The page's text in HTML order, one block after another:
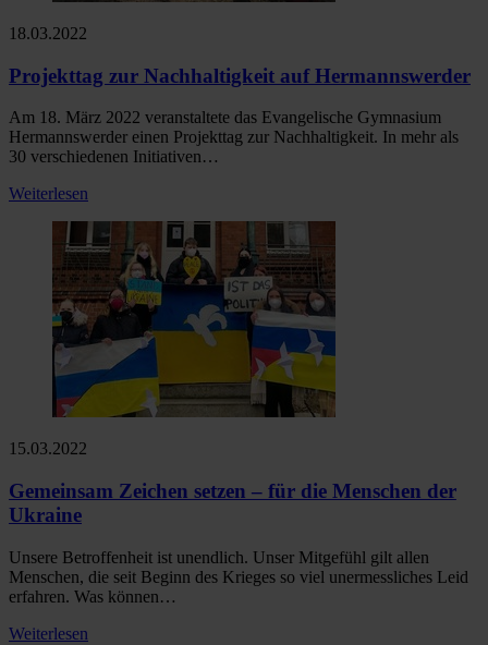
18.03.2022
Projekttag zur Nachhaltigkeit auf Hermannswerder
Am 18. März 2022 veranstaltete das Evangelische Gymnasium
Hermannswerder einen Projekttag zur Nachhaltigkeit. In mehr als
30 verschiedenen Initiativen…
Weiterlesen
15.03.2022
Gemeinsam Zeichen setzen – für die Menschen der
Ukraine
Unsere Betroffenheit ist unendlich. Unser Mitgefühl gilt allen
Menschen, die seit Beginn des Krieges so viel unermessliches Leid
erfahren. Was können…
Weiterlesen